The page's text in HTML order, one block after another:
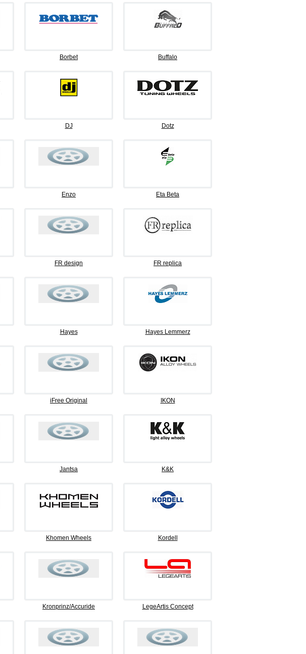
Borbet Buffalo
DJ Dotz
Enzo Eta Beta
FR design FR replica
Hayes Hayes Lemmerz
iFree Original IKON
Jantsa K&K
Khomen Wheels Kordell
Kronprinz/Accuride LegeArtis Concept